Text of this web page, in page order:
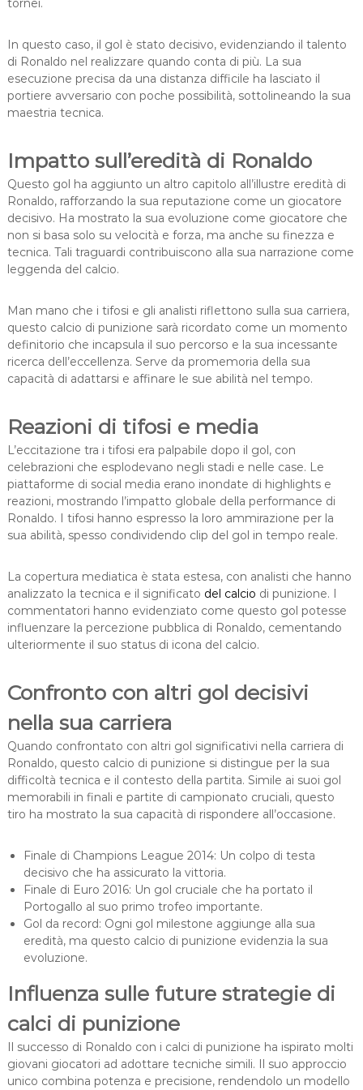
tornei.
In questo caso, il gol è stato decisivo, evidenziando il talento
di Ronaldo nel realizzare quando conta di più. La sua
esecuzione precisa da una distanza difficile ha lasciato il
portiere avversario con poche possibilità, sottolineando la sua
maestria tecnica.
Impatto sull’eredità di Ronaldo
Questo gol ha aggiunto un altro capitolo all’illustre eredità di
Ronaldo, rafforzando la sua reputazione come un giocatore
decisivo. Ha mostrato la sua evoluzione come giocatore che
non si basa solo su velocità e forza, ma anche su finezza e
tecnica. Tali traguardi contribuiscono alla sua narrazione come
leggenda del calcio.
Man mano che i tifosi e gli analisti riflettono sulla sua carriera,
questo calcio di punizione sarà ricordato come un momento
definitorio che incapsula il suo percorso e la sua incessante
ricerca dell’eccellenza. Serve da promemoria della sua
capacità di adattarsi e affinare le sue abilità nel tempo.
Reazioni di tifosi e media
L’eccitazione tra i tifosi era palpabile dopo il gol, con
celebrazioni che esplodevano negli stadi e nelle case. Le
piattaforme di social media erano inondate di highlights e
reazioni, mostrando l’impatto globale della performance di
Ronaldo. I tifosi hanno espresso la loro ammirazione per la
sua abilità, spesso condividendo clip del gol in tempo reale.
La copertura mediatica è stata estesa, con analisti che hanno
analizzato la tecnica e il significato del calcio di punizione. I
commentatori hanno evidenziato come questo gol potesse
influenzare la percezione pubblica di Ronaldo, cementando
ulteriormente il suo status di icona del calcio.
Confronto con altri gol decisivi
nella sua carriera
Quando confrontato con altri gol significativi nella carriera di
Ronaldo, questo calcio di punizione si distingue per la sua
difficoltà tecnica e il contesto della partita. Simile ai suoi gol
memorabili in finali e partite di campionato cruciali, questo
tiro ha mostrato la sua capacità di rispondere all’occasione.
Finale di Champions League 2014: Un colpo di testa
decisivo che ha assicurato la vittoria.
Finale di Euro 2016: Un gol cruciale che ha portato il
Portogallo al suo primo trofeo importante.
Gol da record: Ogni gol milestone aggiunge alla sua
eredità, ma questo calcio di punizione evidenzia la sua
evoluzione.
Influenza sulle future strategie di
calci di punizione
Il successo di Ronaldo con i calci di punizione ha ispirato molti
giovani giocatori ad adottare tecniche simili. Il suo approccio
unico combina potenza e precisione, rendendolo un modello